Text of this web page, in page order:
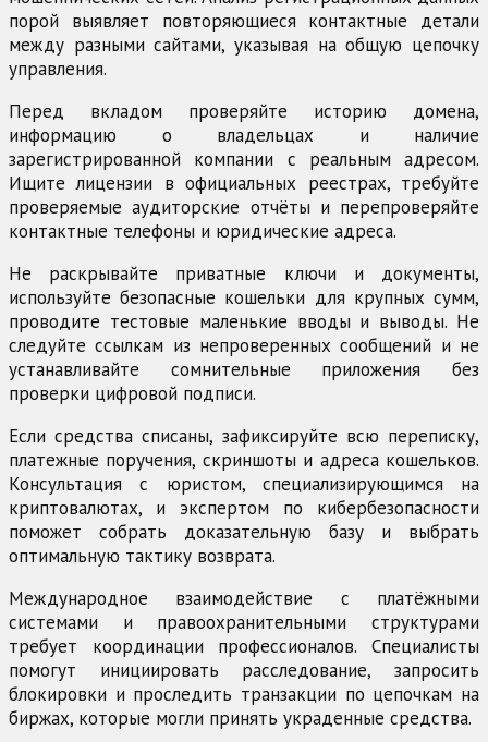
порой выявляет повторяющиеся контактные детали
между разными сайтами, указывая на общую цепочку
управления.
Перед вкладом проверяйте историю домена,
информацию о владельцах и наличие
зарегистрированной компании с реальным адресом.
Ищите лицензии в официальных реестрах, требуйте
проверяемые аудиторские отчёты и перепроверяйте
контактные телефоны и юридические адреса.
Не раскрывайте приватные ключи и документы,
используйте безопасные кошельки для крупных сумм,
проводите тестовые маленькие вводы и выводы. Не
следуйте ссылкам из непроверенных сообщений и не
устанавливайте сомнительные приложения без
проверки цифровой подписи.
Если средства списаны, зафиксируйте всю переписку,
платежные поручения, скриншоты и адреса кошельков.
Консультация с юристом, специализирующимся на
криптовалютах, и экспертом по кибербезопасности
поможет собрать доказательную базу и выбрать
оптимальную тактику возврата.
Международное взаимодействие с платёжными
системами и правоохранительными структурами
требует координации профессионалов. Специалисты
помогут инициировать расследование, запросить
блокировки и проследить транзакции по цепочкам на
биржах, которые могли принять украденные средства.